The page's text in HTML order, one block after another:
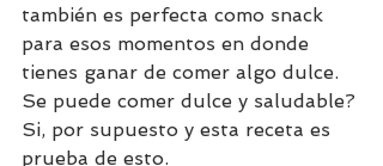
también es perfecta como snack
para esos momentos en donde
tienes ganar de comer algo dulce.
Se puede comer dulce y saludable?
Si, por supuesto y esta receta es
prueba de esto.